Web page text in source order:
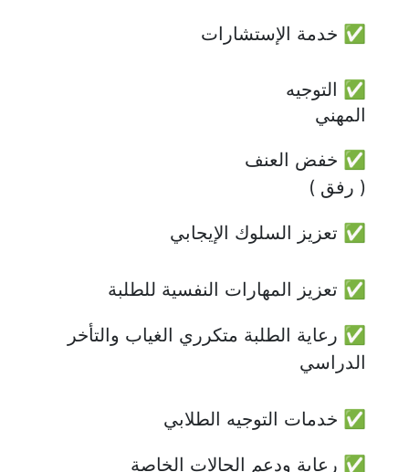
✅ خدمة الإستشارات
✅ التوجيه
المهني
✅ خفض العنف
( رفق )
✅ تعزيز السلوك الإيجابي
✅ تعزيز المهارات النفسية للطلبة
الدراسي
✅ خدمات التوجيه الطلابي
✅ رعاية ودعم الحالات الخاصة